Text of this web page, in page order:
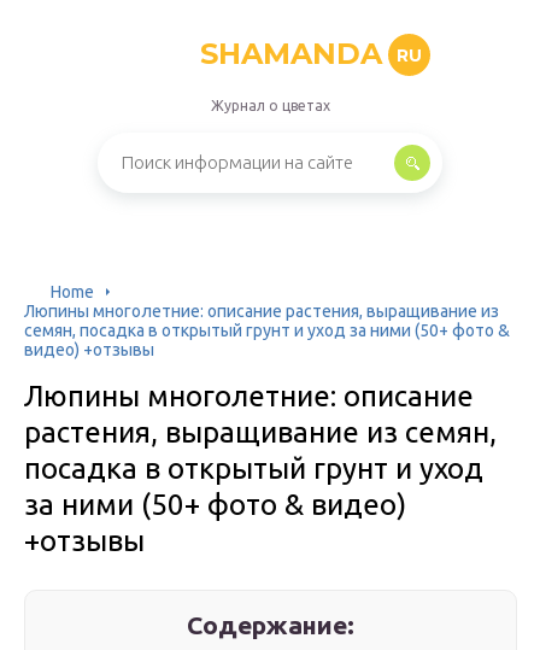
SHAMANDA RU
Журнал о цветах
Home
Люпины многолетние: описание растения, выращивание из
семян, посадка в открытый грунт и уход за ними (50+ фото &
видео) +отзывы
Люпины многолетние: описание
растения, выращивание из семян,
посадка в открытый грунт и уход
за ними (50+ фото & видео)
+отзывы
Содержание: